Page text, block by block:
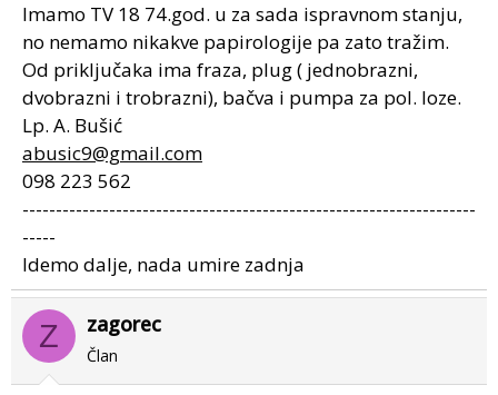
Imamo TV 18 74.god. u za sada ispravnom stanju,
no nemamo nikakve papirologije pa zato tražim.
Od priključaka ima fraza, plug ( jednobrazni,
dvobrazni i trobrazni), bačva i pumpa za pol. loze.
Lp. A. Bušić
abusic9@gmail.com
098 223 562
--------------------------------------------------------------------
-----
Idemo dalje, nada umire zadnja
Z zagorec
Član